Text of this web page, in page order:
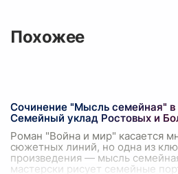
Похожее
Сочинение "Мысль семейная"
Семейный уклад Ростовых и
Роман "Война и мир" касается
сюжетных линий, но одна из
произведения — мысль
мастерски рисует семейные